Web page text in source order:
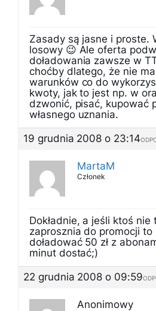
Zasady są jasne i proste.
losowy 😉 Ale oferta
doładowania zawsze w
choćby dlatego, że nie
warunków co do
kwoty, jak to jest np. w
dzwonić, pisać, kupować
własnego uznania.
19 grudnia 2008 o 23:14
MartaM
Członek
Dokładnie, a jeśli ktoś nie
zaprosznia do promocji to
doładować 50 zł z
minut dostać;)
22 grudnia 2008 o 09:59
Anonimowy